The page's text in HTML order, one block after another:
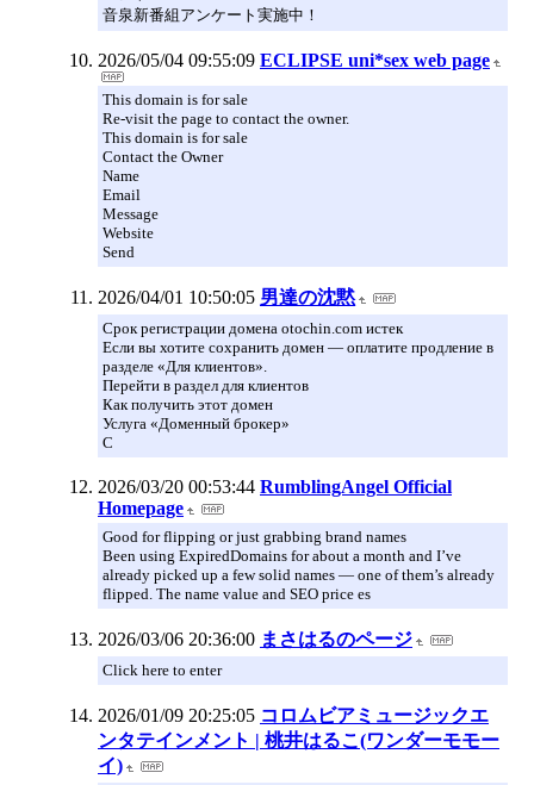
音泉新番組アンケート実施中！
2026/05/04 09:55:09 ECLIPSE uni*sex web page
This domain is for sale
Re-visit the page to contact the owner.
This domain is for sale
Contact the Owner
Name
Email
Message
Website
Send
2026/04/01 10:50:05 男達の沈黙
Срок регистрации домена otochin.com истек
Если вы хотите сохранить домен — оплатите продление в
разделе «Для клиентов».
Перейти в раздел для клиентов
Как получить этот домен
Услуга «Доменный брокер»
С
2026/03/20 00:53:44 RumblingAngel Official
Homepage
Good for flipping or just grabbing brand names
Been using ExpiredDomains for about a month and I’ve
already picked up a few solid names — one of them’s already
flipped. The name value and SEO price es
2026/03/06 20:36:00 まさはるのページ
Click here to enter
2026/01/09 20:25:05 コロムビアミュージックエ
ンタテインメント | 桃井はるこ(ワンダーモモー
イ)